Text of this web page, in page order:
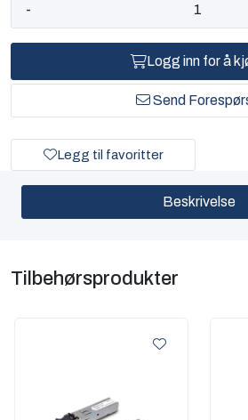
-
Logg inn for å
Send
Legg til favoritter
Beskrivelse
Tilbehørsprodukter